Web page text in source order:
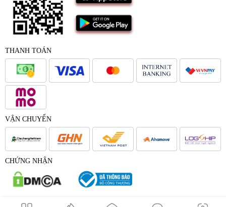
THANH TOÁN
VẬN CHUYỂN
CHỨNG NHẬN